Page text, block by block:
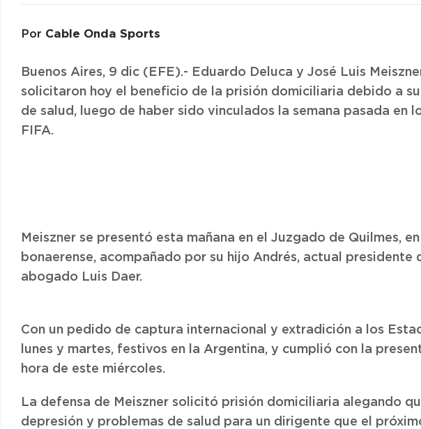
Por Cable Onda Sports
Buenos Aires, 9 dic (EFE).- Eduardo Deluca y José Luis
solicitaron hoy el beneficio de la prisión domiciliaria debido a
de salud, luego de haber sido vinculados la semana pasada en
FIFA.
Meiszner se presentó esta mañana en el Juzgado de Quilmes,
bonaerense, acompañado por su hijo Andrés, actual presidente
abogado Luis Daer.
Con un pedido de captura internacional y extradición a los
lunes y martes, festivos en la Argentina, y cumplió con la
hora de este miércoles.
La defensa de Meiszner solicitó prisión domiciliaria alegando
depresión y problemas de salud para un dirigente que el